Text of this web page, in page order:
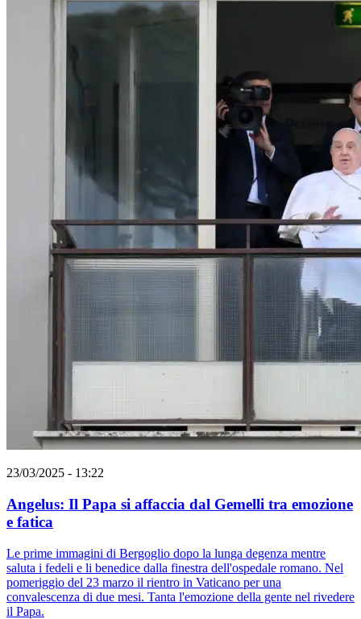
23/03/2025 - 13:22
Angelus: Il Papa si affaccia dal Gemelli tra emozione
e fatica
Le prime immagini di Bergoglio dopo la lunga degenza mentre
saluta i fedeli e li benedice dalla finestra dell'ospedale romano. Nel
pomeriggio del 23 marzo il rientro in Vaticano per una
convalescenza di due mesi. Tanta l'emozione della gente nel rivedere
il Papa.